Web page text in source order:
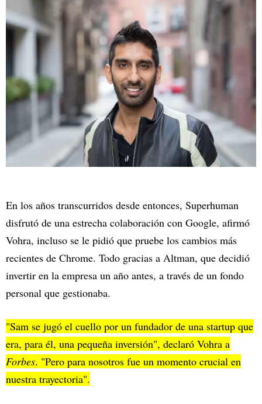
En los años transcurridos desde entonces, Superhuman
disfrutó de una estrecha colaboración con Google, afirmó
Vohra, incluso se le pidió que pruebe los cambios más
recientes de Chrome. Todo gracias a Altman, que decidió
invertir en la empresa un año antes, a través de un fondo
personal que gestionaba.
"Sam se jugó el cuello por un fundador de una startup que
era, para él, una pequeña inversión", declaró Vohra a
Forbes. "Pero para nosotros fue un momento crucial en
nuestra trayectoria".